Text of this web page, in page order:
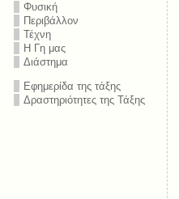
Φυσική
Περιβάλλον
Τέχνη
Η Γη μας
Διάστημα
Εφημερίδα της τάξης
Δραστηριότητες της Τάξης